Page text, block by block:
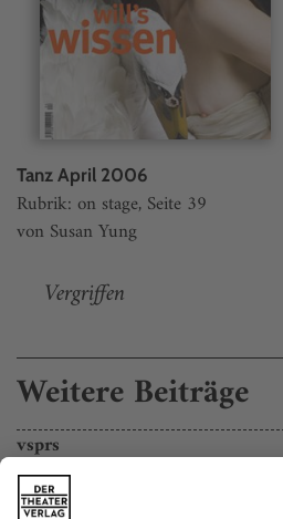
Tanz April 2006
Rubrik: on stage, Seite 39
von Susan Yung
Vergriffen
Weitere Beiträge
vsprs
Alain Platel hat ein neues Werk
Tänzern, Trommeln und Trompeten.